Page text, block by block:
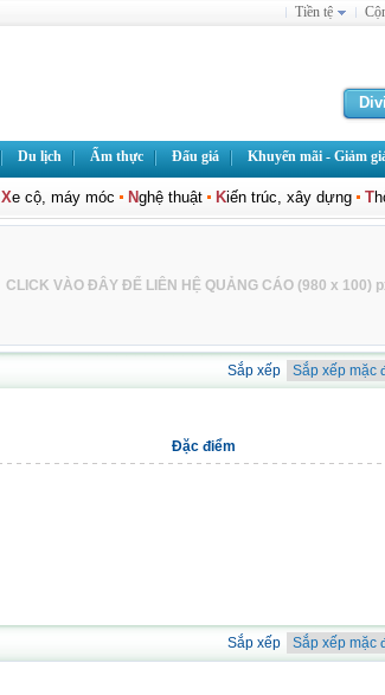
Tiền tệ
Du lịch Ẩm thực Đấu giá Khuyến mãi - Giảm
Xe cộ, máy móc Nghệ thuật Kiến trúc, xây dựng T
CLICK VÀO ĐÂY ĐỂ LIÊN HỆ QUẢNG CÁO (980 x 100)
Sắp xếp
Đặc điểm
Sắp xếp